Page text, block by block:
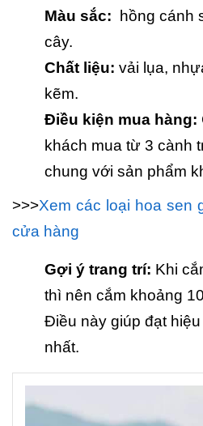
Màu sắc:
hồng cánh
cây.
Chất liệu: vải lụa,
kẽm.
Điều kiện mua hàng:
khách mua từ 3 cành
chung với sản phẩm
>>>Xem các loại hoa sen
cửa hàng
Gợi ý trang trí: Khi
thì nên cắm khoảng
Điều này giúp đạt
nhất.